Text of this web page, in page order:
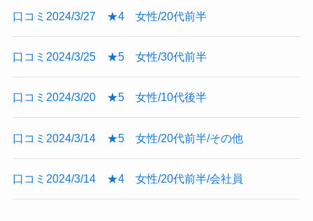
口コミ2024/3/27 ★4 女性/20代前半
口コミ2024/3/25 ★5 女性/30代前半
口コミ2024/3/20 ★5 女性/10代後半
口コミ2024/3/14 ★5 女性/20代前半/その他
口コミ2024/3/14 ★4 女性/20代前半/会社員